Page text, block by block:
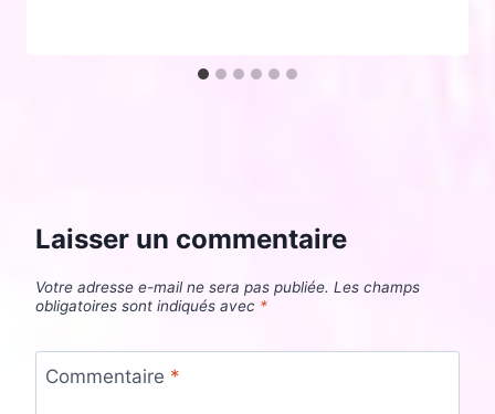
Laisser un commentaire
Votre adresse e-mail ne sera pas publiée. Les champs
obligatoires sont indiqués avec *
Commentaire *